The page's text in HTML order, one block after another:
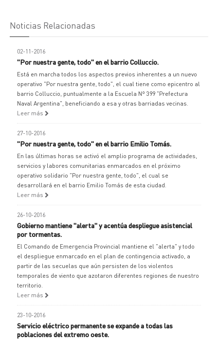
Noticias Relacionadas
02-11-2016
"Por nuestra gente, todo" en el barrio Colluccio.
Está en marcha todos los aspectos previos inherentes a un nuevo
operativo "Por nuestra gente, todo", el cual tiene como epicentro al
barrio Colluccio, puntualmente a la Escuela Nº 399 "Prefectura
Naval Argentina", beneficiando a esa y otras barriadas vecinas.
Leer más
27-10-2016
"Por nuestra gente, todo" en el barrio Emilio Tomás.
En las últimas horas se activó el amplio programa de actividades,
servicios y labores comunitarias enmarcados en el próximo
operativo solidario "Por nuestra gente, todo", el cual se
desarrollará en el barrio Emilio Tomás de esta ciudad.
Leer más
26-10-2016
Gobierno mantiene "alerta" y acentúa despliegue asistencial
por tormentas.
El Comando de Emergencia Provincial mantiene el "alerta" y todo
el despliegue enmarcado en el plan de contingencia activado, a
partir de las secuelas que aún persisten de los violentos
temporales de viento que azotaron diferentes regiones de nuestro
territorio.
Leer más
23-10-2016
Servicio eléctrico permanente se expande a todas las
poblaciones del extremo oeste.